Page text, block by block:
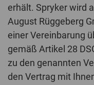
erhält. Spryker wird
August Rüggeberg
einer Vereinbarung
gemäß Artikel 28
zu den genannten
den Vertrag mit